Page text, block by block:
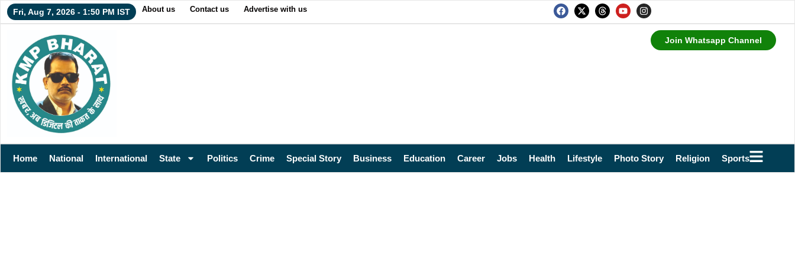
Fri, Aug 7, 2026 - 1:50 PM IST About us Contact us Advertise with us
Join Whatsapp Channel
Home National International State Politics Crime Special Story Business Education Career Jobs Health Lifestyle Photo Story Religion Sports